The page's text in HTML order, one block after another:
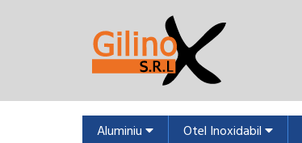
Aluminiu Otel Inoxidabil